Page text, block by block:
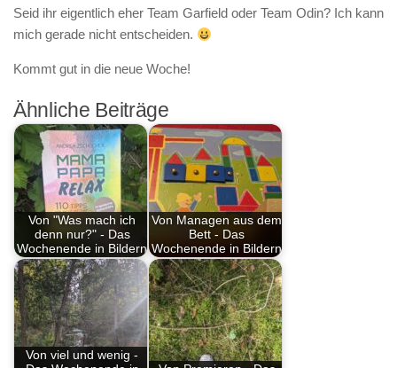
Seid ihr eigentlich eher Team Garfield oder Team Odin? Ich kann
mich gerade nicht entscheiden.
Kommt gut in die neue Woche!
Ähnliche Beiträge
Von "Was mach ich
denn nur?" - Das
Wochenende in Bildern
Von Managen aus dem
Bett - Das
Wochenende in Bildern
Von viel und wenig -